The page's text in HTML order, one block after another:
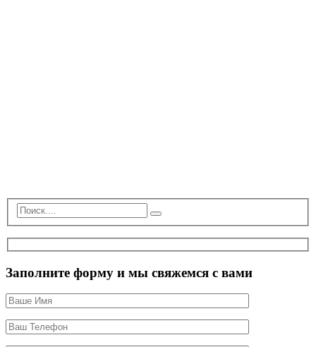
Заполните форму и мы свяжемся с вами